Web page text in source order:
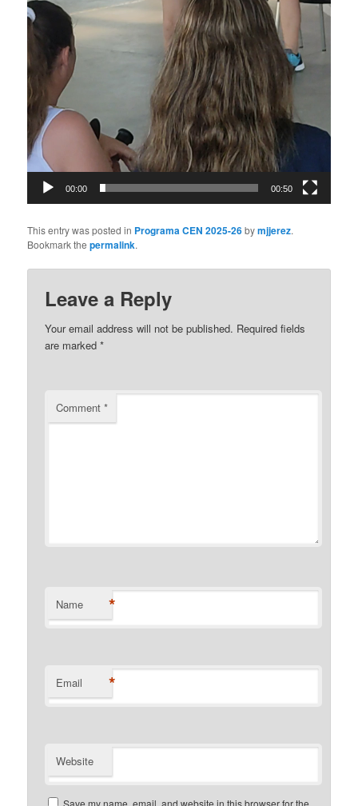
00:00 00:50
This entry was posted in Programa CEN 2025-26bymjjerez.
Bookmark thepermalink.
Leave a Reply
Your email address will not be published. Required fields
are marked*
Comment*
Name *
Email *
Website
Save my name, email, and website in this browser for the